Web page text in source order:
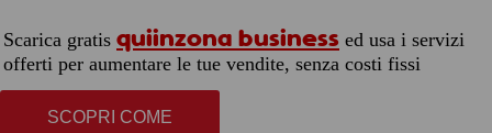
Scarica gratis quiinzona business ed usa i servizi
offerti per aumentare le tue vendite, senza costi fissi
SCOPRI COME